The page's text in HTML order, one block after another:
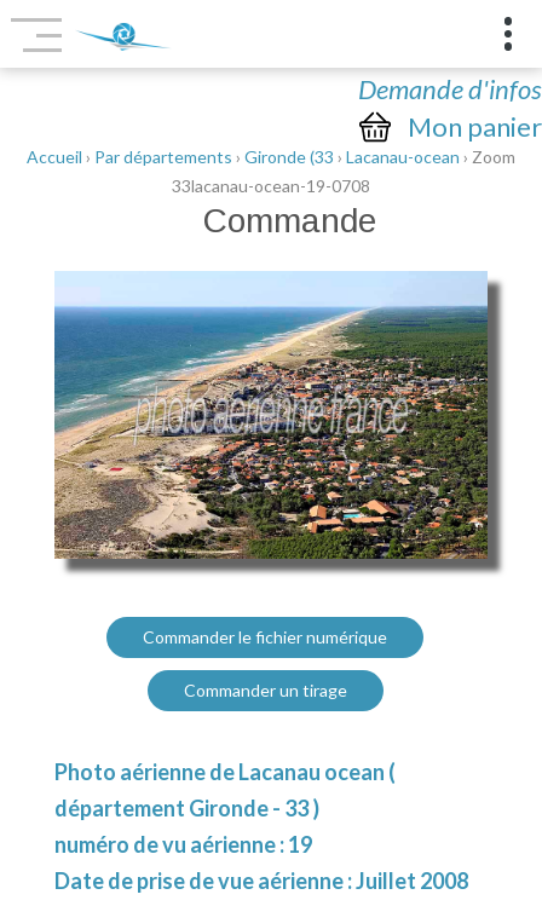
Demande d'infos
Mon panier
Accueil › Par départements › Gironde (33 › Lacanau-ocean › Zoom
33lacanau-ocean-19-0708
Commande
Commander le fichier numérique
Commander un tirage
Photo aérienne de Lacanau ocean (
département Gironde - 33 )
numéro de vu aérienne : 19
Date de prise de vue aérienne : Juillet 2008